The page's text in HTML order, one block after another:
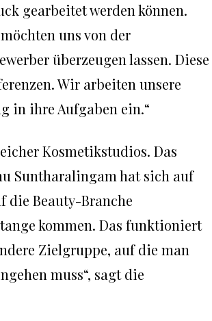
gearbeitet werden können.
uns von der
überzeugen lassen. Diese
Wir arbeiten unsere
in ihre Aufgaben ein.“
Kosmetikstudios. Das
Suntharalingam hat sich auf
die Beauty-Branche
kommen. Das funktioniert
Zielgruppe, auf die man
muss“, sagt die